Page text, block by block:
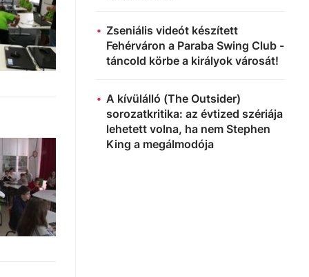
Zseniális videót készített
Fehérváron a Paraba Swing Club -
táncold körbe a királyok városát!
A kívülálló (The Outsider)
sorozatkritika: az évtized szériája
lehetett volna, ha nem Stephen
King a megálmodója